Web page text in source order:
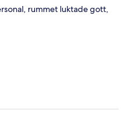
rummet luktade gott,